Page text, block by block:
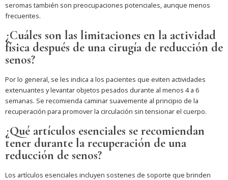
seromas también son preocupaciones potenciales, aunque menos
frecuentes.
¿Cuáles son las limitaciones en la actividad
física después de una cirugía de reducción de
senos?
Por lo general, se les indica a los pacientes que eviten actividades
extenuantes y levantar objetos pesados durante al menos 4 a 6
semanas. Se recomienda caminar suavemente al principio de la
recuperación para promover la circulación sin tensionar el cuerpo.
¿Qué artículos esenciales se recomiendan
tener durante la recuperación de una
reducción de senos?
Los artículos esenciales incluyen sostenes de soporte que brinden